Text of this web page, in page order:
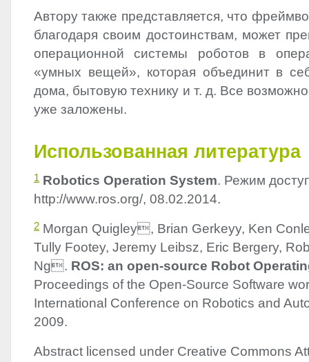
Автору также представляется, что
благодаря своим достоинствам, может
операционной системы роботов в
«умных вещей», которая объединит в
дома, бытовую технику и т. д. Все
уже заложены.
Использованная литература
1 Robotics Operation System. Режим
http://www.ros.org/, 08.02.2014.
2 Morgan Quigley, Brian Gerkeyy, Ken
Tully Footey, Jeremy Leibsz, Eric Bergery,
Ng. ROS: an open-source Robot
Proceedings of the Open-Source Software
International Conference on Robotics and
2009.
Abstract licensed under Creative Commons